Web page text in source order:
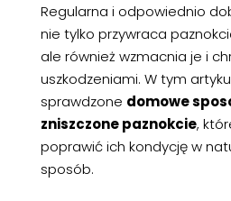
Regularna i odpowiednio
nie tylko przywraca
ale również wzmacnia je i
uszkodzeniami. W tym
sprawdzone domowe
zniszczone paznokcie,
poprawić ich kondycję w
sposób.